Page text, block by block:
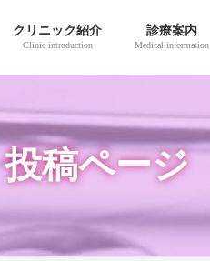
クリニック紹介
Clinic introduction
診療案内
Medical information
投稿ページ